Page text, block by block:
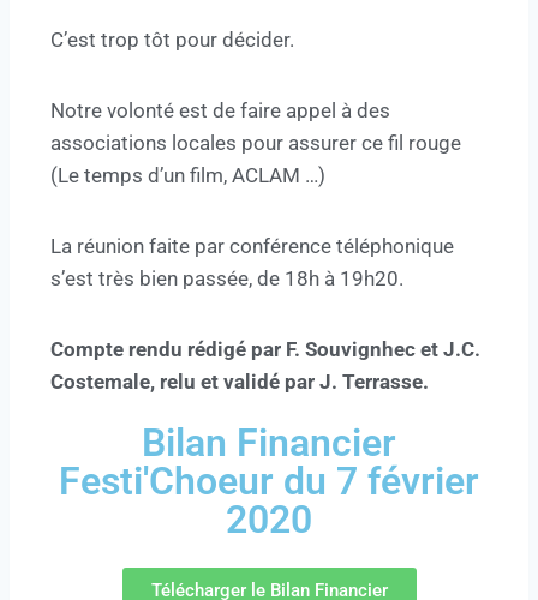
C’est trop tôt pour décider.
Notre volonté est de faire appel à des
associations locales pour assurer ce fil rouge
(Le temps d’un film, ACLAM …)
La réunion faite par conférence téléphonique
s’est très bien passée, de 18h à 19h20.
Compte rendu rédigé par F. Souvignhec et J.C.
Costemale, relu et validé par J. Terrasse.
Bilan Financier
Festi'Choeur du 7 février
2020
Télécharger le Bilan Financier